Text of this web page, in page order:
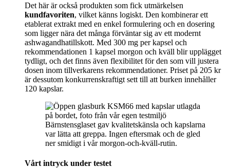
Det här är också produkten som fick utmärkelsen
kundfavoriten, vilket känns logiskt. Den kombinerar ett
etablerat extrakt med en enkel formulering och en dosering
som ligger nära det många förväntar sig av ett modernt
ashwagandhatillskott. Med 300 mg per kapsel och
rekommendationen 1 kapsel morgon och kväll blir upplägget
tydligt, och det finns även flexibilitet för den som vill justera
dosen inom tillverkarens rekommendationer. Priset på 205 kr
är dessutom konkurrenskraftigt sett till att burken innehåller
120 kapslar.
Bärnstensglaset gav kvalitetskänsla och kapslarna
var lätta att greppa. Ingen eftersmak och de gled
ner smidigt i vår morgon-och-kväll-rutin.
Vårt intryck under testet